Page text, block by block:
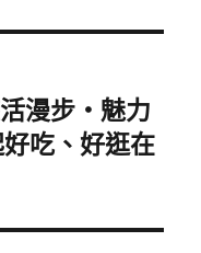
活漫步‧魅力
吃、好逛在